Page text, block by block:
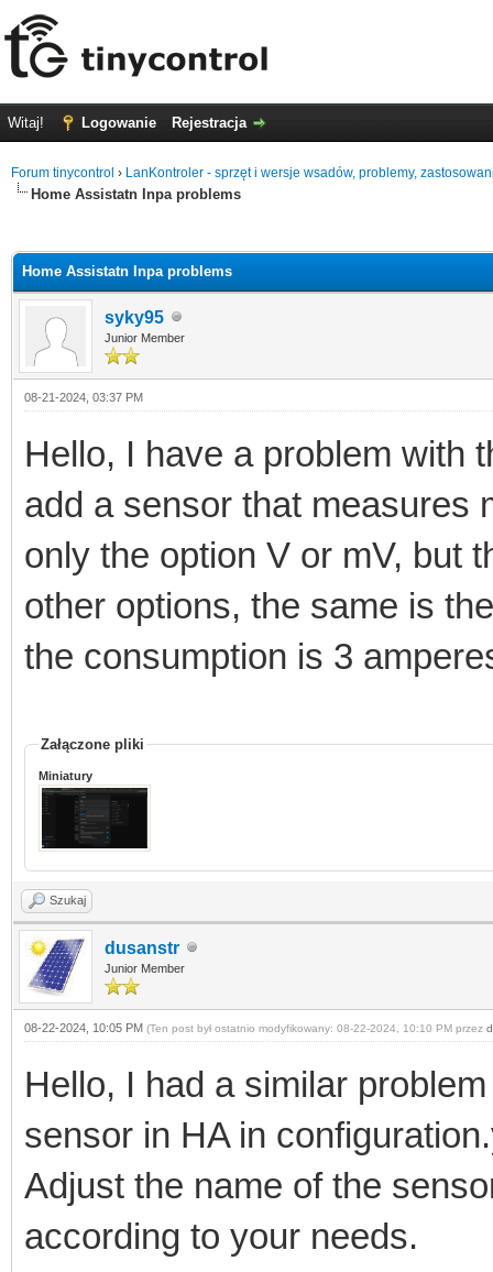
Witaj! Logowanie Rejestracja
Forum tinycontrol › LanKontroler - sprzęt i wersje wsadów, problemy,
Home Assistatn Inpa problems
Home Assistatn Inpa problems
syky95
Junior Member
08-21-2024, 03:37 PM
Hello, I have a problem with
add a sensor that measures
only the option V or mV, but
other options, the same is
the consumption is 3
Załączone pliki
Miniatury
Szukaj
dusanstr
Junior Member
08-22-2024, 10:05 PM (Ten post był ostatnio modyfikowany: 08-22-2024, 10:10 PM przez
Hello, I had a similar
sensor in HA in
Adjust the name of the
according to your needs.